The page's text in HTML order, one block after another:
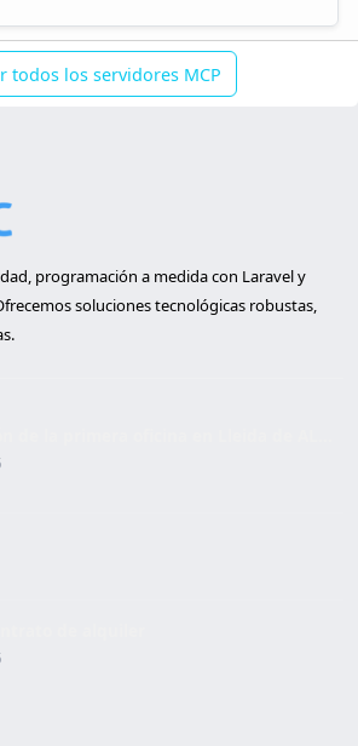
todos los servidores MCP
programación a medida con Laravel y
soluciones tecnológicas robustas,